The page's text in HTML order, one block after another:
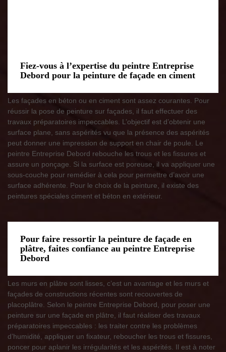
Fiez-vous à l’expertise du peintre Entreprise
Debord pour la peinture de façade en ciment
Les façades en béton ou en ciment sont assez courantes. Pour
réussir la pose de peinture sur façades, il faut effectuer des
travaux préparatoires impeccables. L’objectif est d’obtenir une
surface plane, sans aspérités vu que la présence des aspérités
peut donner une impression de support en chair de poule. Le
peintre Entreprise Debord rebouche les trous et les fissures et
assure un ponçage. Si la surface est poreuse, il va appliquer une
sous-couche pour remédier à cela pour permettre d’avoir une
surface adhérente. Pour le choix de la peinture, il existe des
peintures spéciales ciment et béton en extérieur.
Pour faire ressortir la peinture de façade en
plâtre, faites confiance au peintre Entreprise
Debord
Les murs en plâtre sont lisses, c’est un avantage et les murs et
façades de constructions récentes sont recouvertes de
placoplâtre. Selon le peintre Entreprise Debord, pour poser une
peinture sur une façade en plâtre, il faut réaliser des travaux
préparatoires impeccables : les traiter contre les problèmes
d’humidité, appliquer un fixateur, reboucher les trous et fissures,
poncer pour aplanir les irrégularités et les aspérités. Il est à noter